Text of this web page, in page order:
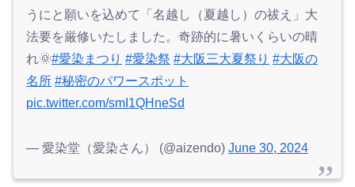
うにと願いを込めて「名越し（夏越し）の祓え」大
法要を厳修いたしました。奇跡的に暑いくらいの晴
れ🌞#愛染まつり #愛染祭 #大阪三大夏祭り #大阪の
名所 #秘密のパワースポット
pic.twitter.com/smI1QHneSd
— 愛染堂（愛染さん） (@aizendo) June 30, 2024